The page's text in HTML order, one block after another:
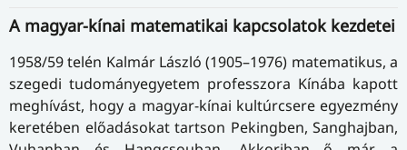
A magyar-kínai matematikai kapcsolatok kezdetei
1958/59 telén Kalmár László (1905–1976) matematikus, a
szegedi tudományegyetem professzora Kínába kapott
meghívást, hogy a magyar-kínai kultúrcsere egyezmény
keretében előadásokat tartson Pekingben, Sanghajban,